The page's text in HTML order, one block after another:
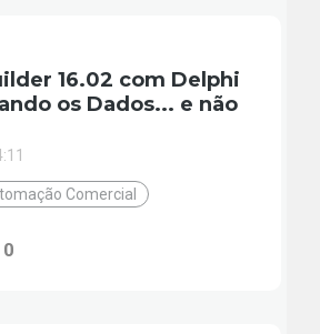
16.02 com Delphi
os Dados... e não
Comercial
0